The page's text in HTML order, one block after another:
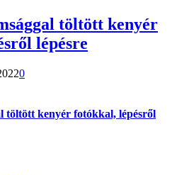
töltött kenyér
lépésre
0
töltött kenyér fotókkal, lépésről